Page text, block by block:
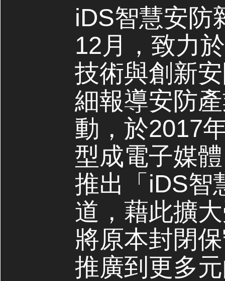
iDS智慧安防
12月，致力
技術與創新
細報導安防
動，於2017
型成電子媒
推出「iDS智
道，藉此擴
將原本封閉
推廣到更多